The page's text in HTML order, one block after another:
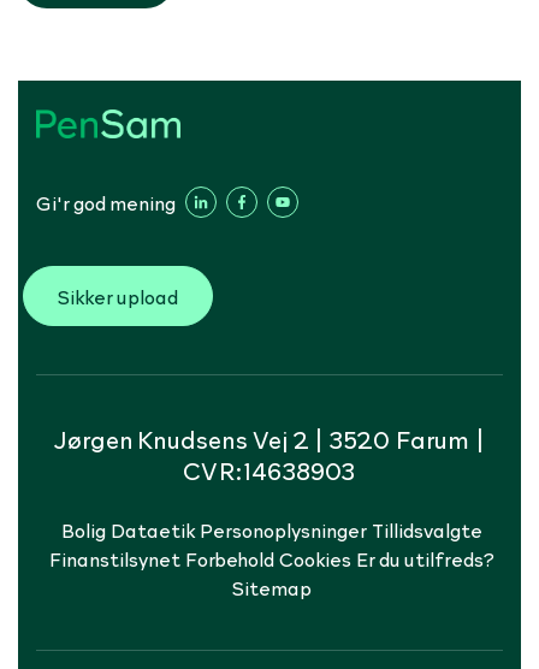
Gi'r god mening
Sikker upload
Jørgen Knudsens Vej 2 | 3520 Farum |
CVR:14638903
Bolig Dataetik Personoplysninger Tillidsvalgte
Finanstilsynet ForbeholdCookies Er du utilfreds?
Sitemap